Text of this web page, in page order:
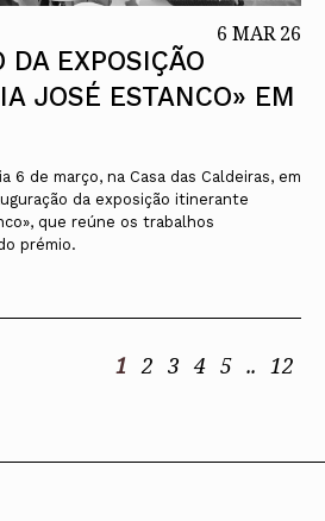
6 MAR 26
DA EXPOSIÇÃO
JOSÉ ESTANCO» EM
6 de março, na Casa das Caldeiras, em
da exposição itinerante
que reúne os trabalhos
prémio.
1 2 3 4 5 .. 12